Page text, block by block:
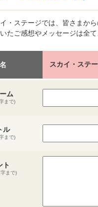
・ステージでは、皆さまか
たご感想やメッセージは全
スカイ・ステ
ム
まで)
ル
まで)
ト
まで)